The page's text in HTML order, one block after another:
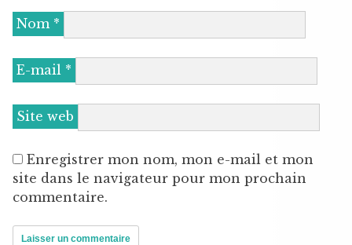
Nom *
E-mail *
Site web
Enregistrer mon nom, mon e-mail et mon
site dans le navigateur pour mon prochain
commentaire.